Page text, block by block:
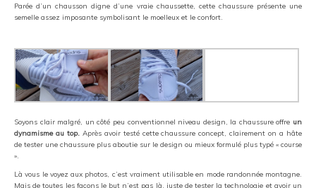
Parée d’un chausson digne d’une vraie chaussette, cette chaussure présente une
semelle assez imposante symbolisant le moelleux et le confort.
Soyons clair malgré, un côté peu conventionnel niveau design, la chaussure offre un
dynamisme au top. Après avoir testé cette chaussure concept, clairement on a hâte
de tester une chaussure plus aboutie sur le design ou mieux formulé plus typé « course
».
Là vous le voyez aux photos, c’est vraiment utilisable en mode randonnée montagne.
Mais de toutes les façons le but n’est pas là, juste de tester la technologie et avoir un